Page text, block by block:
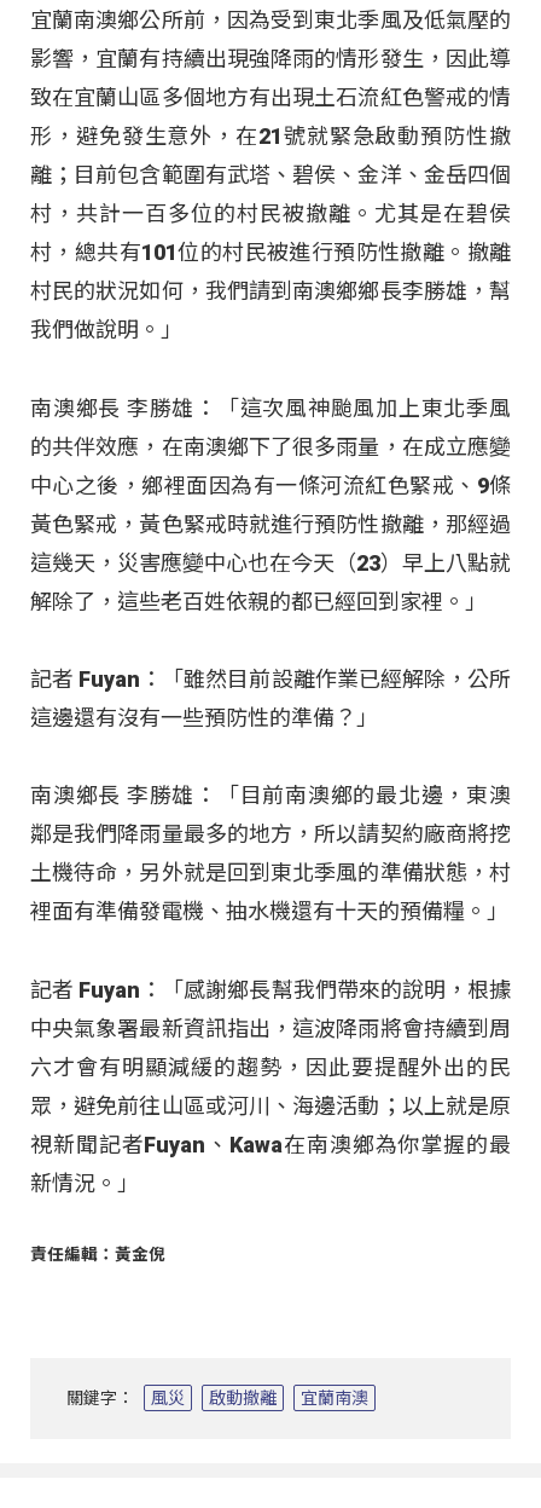
宜蘭南澳鄉公所前，因為受到東北季風及低氣壓的
影響，宜蘭有持續出現強降雨的情形發生，因此導
致在宜蘭山區多個地方有出現土石流紅色警戒的情
形，避免發生意外，在21號就緊急啟動預防性撤
離；目前包含範圍有武塔、碧侯、金洋、金岳四個
村，共計一百多位的村民被撤離。尤其是在碧侯
村，總共有101位的村民被進行預防性撤離。撤離
村民的狀況如何，我們請到南澳鄉鄉長李勝雄，幫
我們做說明。」
南澳鄉長 李勝雄：「這次風神颱風加上東北季風
的共伴效應，在南澳鄉下了很多雨量，在成立應變
中心之後，鄉裡面因為有一條河流紅色緊戒、9條
黃色緊戒，黃色緊戒時就進行預防性撤離，那經過
這幾天，災害應變中心也在今天（23）早上八點就
解除了，這些老百姓依親的都已經回到家裡。」
記者 Fuyan：「雖然目前設離作業已經解除，公所
這邊還有沒有一些預防性的準備？」
南澳鄉長 李勝雄：「目前南澳鄉的最北邊，東澳
鄰是我們降雨量最多的地方，所以請契約廠商將挖
土機待命，另外就是回到東北季風的準備狀態，村
裡面有準備發電機、抽水機還有十天的預備糧。」
記者 Fuyan：「感謝鄉長幫我們帶來的說明，根據
中央氣象署最新資訊指出，這波降雨將會持續到周
六才會有明顯減緩的趨勢，因此要提醒外出的民
眾，避免前往山區或河川、海邊活動；以上就是原
視新聞記者Fuyan、Kawa在南澳鄉為你掌握的最
新情況。」
責任編輯：黃金倪
關鍵字： 風災 啟動撤離 宜蘭南澳